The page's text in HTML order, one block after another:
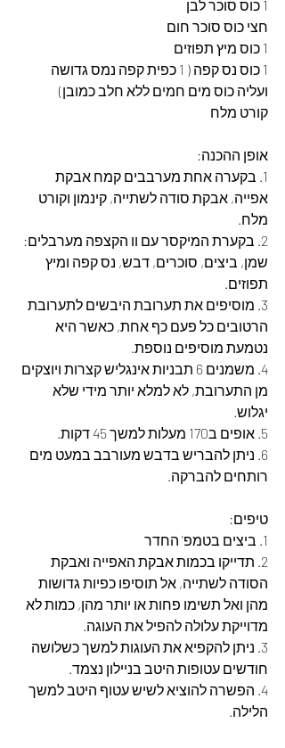
1 כוס סוכר לבן
חצי כוס סוכר חום
1 כוס מיץ תפוזים
1 כוס נס קפה ( 1 כפית קפה נמס גדושה
ועליה כוס מים חמים ללא חלב כמובן)
קורט מלח
אופן ההכנה:
1. בקערה אחת מערבבים קמח אבקת
אפייה, אבקת סודה לשתייה, קינמון וקורט
מלח.
2. בקערת המיקסר עם וו הקצפה מערבלים:
שמן, ביצים, סוכרים, דבש, נס קפה ומיץ
תפוזים.
3. מוסיפים את תערובת היבשים לתערובת
הרטובים כל פעם כף אחת, כאשר היא
נטמעת מוסיפים נוספת.
4. משמנים 6 תבניות אינגליש קצרות ויוצקים
מן התערובת, לא למלא יותר מידי שלא
יגלוש.
5. אופים ב170 מעלות למשך 45 דקות.
6. ניתן להבריש בדבש מעורבב במעט מים
רותחים להברקה.
טיפים:
1. ביצים בטמפ' החדר
2. תדייקו בכמות אבקת האפייה ואבקת
הסודה לשתייה, אל תוסיפו כפיות גדושות
מהן ואל תשימו פחות או יותר מהן, כמות לא
מדוייקת עלולה להפיל את העוגה.
3. ניתן להקפיא את העוגות למשך כשלושה
חודשים עטופות היטב בניילון נצמד.
4. הפשרה להוציא לשיש עטוף היטב למשך
הלילה.